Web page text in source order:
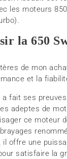
les moteurs
la 650
de mon
et la
fait ses
adeptes de
ce moteur
il offre une
satisfaire la